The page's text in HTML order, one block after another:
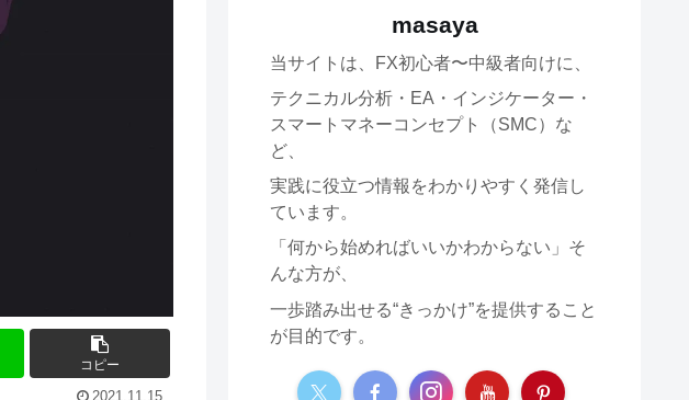
コピー
2021.11.15
masaya
当サイトは、FX初心者〜中級者向けに、
テクニカル分析・EA・インジケーター・
スマートマネーコンセプト（SMC）な
ど、
実践に役立つ情報をわかりやすく発信し
ています。
「何から始めればいいかわからない」そ
んな方が、
一歩踏み出せる“きっかけ”を提供すること
が目的です。